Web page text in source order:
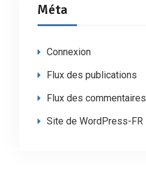
Méta
Connexion
Flux des publications
Flux des commentaires
Site de WordPress-FR